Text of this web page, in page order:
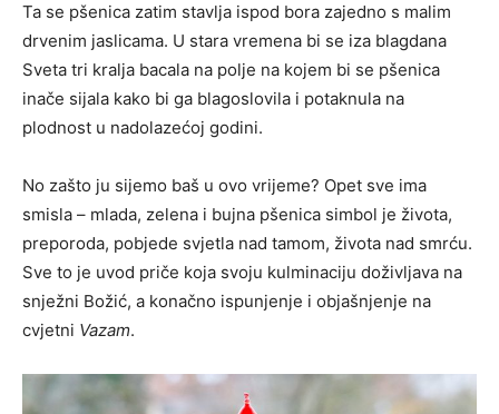
Ta se pšenica zatim stavlja ispod bora zajedno s malim
drvenim jaslicama. U stara vremena bi se iza blagdana
Sveta tri kralja bacala na polje na kojem bi se pšenica
inače sijala kako bi ga blagoslovila i potaknula na
plodnost u nadolazećoj godini.
No zašto ju sijemo baš u ovo vrijeme? Opet sve ima
smisla – mlada, zelena i bujna pšenica simbol je života,
preporoda, pobjede svjetla nad tamom, života nad smrću.
Sve to je uvod priče koja svoju kulminaciju doživljava na
snježni Božić, a konačno ispunjenje i objašnjenje na
cvjetni Vazam.